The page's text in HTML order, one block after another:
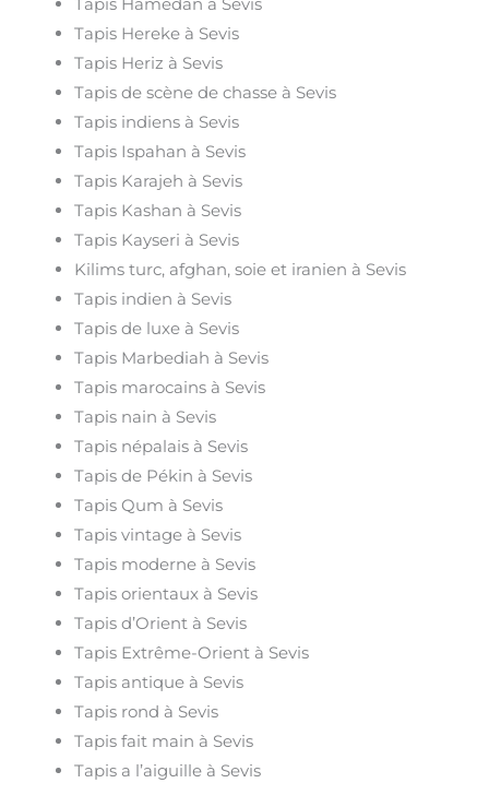
Tapis Hamedan à Sevis
Tapis Hereke à Sevis
Tapis Heriz à Sevis
Tapis de scène de chasse à Sevis
Tapis indiens à Sevis
Tapis Ispahan à Sevis
Tapis Karajeh à Sevis
Tapis Kashan à Sevis
Tapis Kayseri à Sevis
Kilims turc, afghan, soie et iranien à Sevis
Tapis indien à Sevis
Tapis de luxe à Sevis
Tapis Marbediah à Sevis
Tapis marocains à Sevis
Tapis nain à Sevis
Tapis népalais à Sevis
Tapis de Pékin à Sevis
Tapis Qum à Sevis
Tapis vintage à Sevis
Tapis moderne à Sevis
Tapis orientaux à Sevis
Tapis d’Orient à Sevis
Tapis Extrême-Orient à Sevis
Tapis antique à Sevis
Tapis rond à Sevis
Tapis fait main à Sevis
Tapis a l’aiguille à Sevis